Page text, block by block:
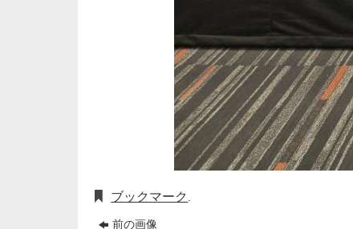
ブックマーク .
前の画像